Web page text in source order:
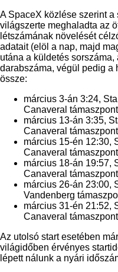
A SpaceX közlése szerint
világszerte meghaladta az
létszámának növelését
adatait (elöl a nap, majd
utána a küldetés
darabszáma, végül pedig a
össze:
március 3-án 3:24,
Canaveral
március 13-án 3:35,
Canaveral
március 15-én 12:30,
Canaveral
március 18-án 19:57,
Canaveral
március 26-án 23:00,
Vandenberg
március 31-én 21:52,
Canaveral
Az utolsó start esetében
világidőben érvényes
lépett nálunk a nyári